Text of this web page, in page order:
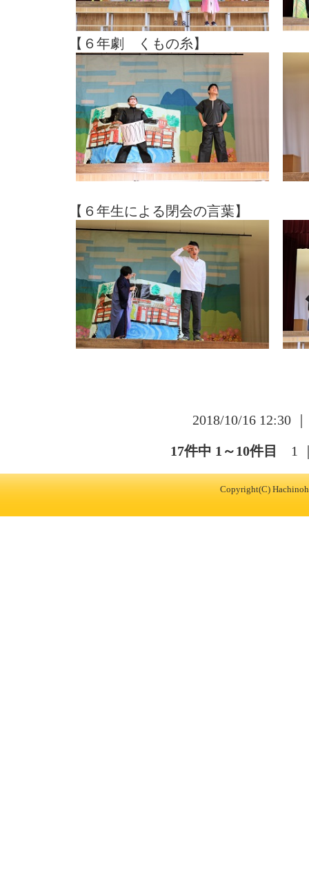
【６年劇 くもの糸】
【６年生による閉会の言葉】
2018/10/16 12:30
17件中 1～10件目 1
Copyright(C)